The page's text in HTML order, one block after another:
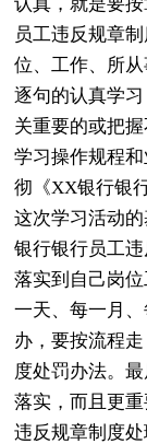
员工违反规章
位、工作、所
逐句的认真学
关重要的或把
学习操作规程
彻《XX银行银
这次学习活动
银行银行员工
落实到自己岗
一天、每一月
办，要按流程
度处罚办法。
落实，而且更
违反规章制度